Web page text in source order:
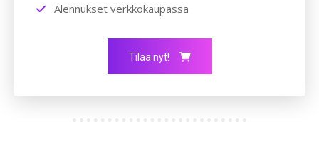
Alennukset verkkokaupassa
Tilaa nyt!